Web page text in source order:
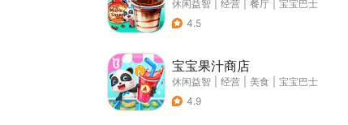
休闲益智 经营 餐厅
宝宝巴士
4.5
宝宝果汁商店
休闲益智 经营 美食
宝宝巴士
4.9